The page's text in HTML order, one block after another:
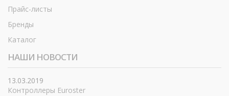
Прайс-листы
Бренды
Каталог
НАШИ НОВОСТИ
13.03.2019
Контроллеры Euroster